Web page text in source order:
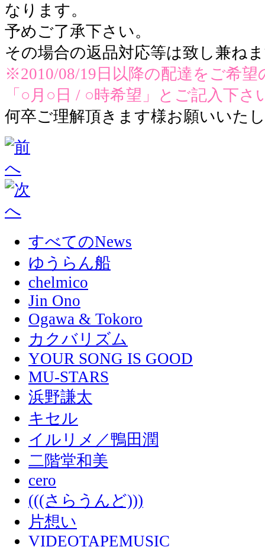
なります。
予めご了承下さい。
その場合の返品対応等は致し兼ね
※2010/08/19日以降の配達をご希望
「○月○日 / ○時希望」とご記入下さ
何卒ご理解頂きます様お願いいた
すべてのNews
ゆうらん船
chelmico
Jin Ono
Ogawa & Tokoro
カクバリズム
YOUR SONG IS GOOD
MU-STARS
浜野謙太
キセル
イルリメ／鴨田潤
二階堂和美
cero
(((さらうんど)))
片想い
VIDEOTAPEMUSIC